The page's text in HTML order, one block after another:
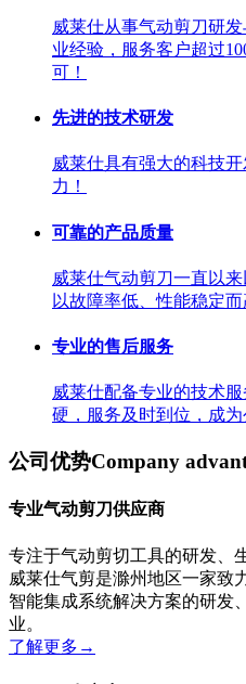
威莱仕从事气动剪刀研
业经验，服务客户超过
可！
先进的技术研发
威莱仕具有强大的科技
力！
可靠的产品质量
威莱仕气动剪刀一直以
以故障率低、性能稳定而
专业的售后服务
威莱仕配备专业的技术
硬，服务及时到位，成
公司优势Company
专业气动剪刀供应商
专注于气动剪切工具的研发、
威莱仕气剪是滁州地区一家致
智能集成系统解决方案的研发
业。
了解更多 →